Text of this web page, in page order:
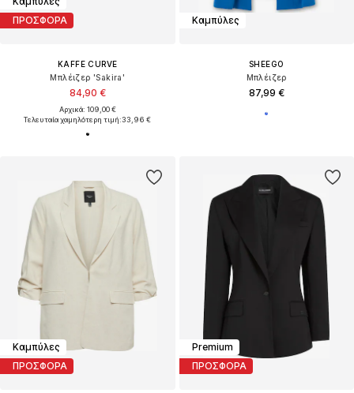
ΠΡΟΣΦΟΡΑ
KAFFE CURVE
Μπλέιζερ 'Sakira'
84,90 €
Αρχικά: 109,00 €
Τελευταία χαμηλότερη τιμή:33,96 €
Καμπύλες
SHEEGO
Μπλέιζερ
87,99 €
Καμπύλες
ΠΡΟΣΦΟΡΑ
Premium
ΠΡΟΣΦΟΡΑ